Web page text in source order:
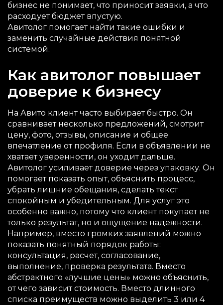
бизнес не понимает, что приносит заявки, а что
расходует бюджет впустую.
Авитолог помогает найти такие ошибки и
заменить случайные действия понятной
системой.
Как авитолог повышает
доверие к бизнесу
На Авито клиент часто выбирает быстро. Он
сравнивает несколько предложений, смотрит
цену, фото, отзывы, описание и общее
впечатление от профиля. Если в объявлении не
хватает уверенности, он уходит дальше.
Авитолог усиливает доверие через упаковку. Он
помогает показать опыт, объяснить процесс,
убрать лишние обещания, сделать текст
спокойным и убедительным. Для услуг это
особенно важно, потому что клиент покупает не
только результат, но и ощущение надежности.
Например, вместо громких заявлений можно
показать понятный порядок работы:
консультация, расчет, согласование,
выполнение, проверка результата. Вместо
абстрактного «лучшие цены» можно объяснить,
от чего зависит стоимость. Вместо длинного
списка преимуществ можно выделить 3 или 4